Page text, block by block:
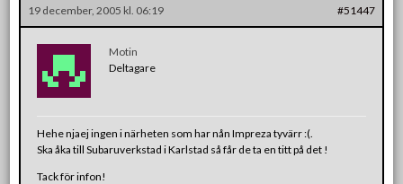
19 december, 2005 kl. 06:19 #51447
Motin
Deltagare
Hehe njaej ingen i närheten som har nån Impreza tyvärr :(.
Ska åka till Subaruverkstad i Karlstad så får de ta en titt på det !
Tack för infon!